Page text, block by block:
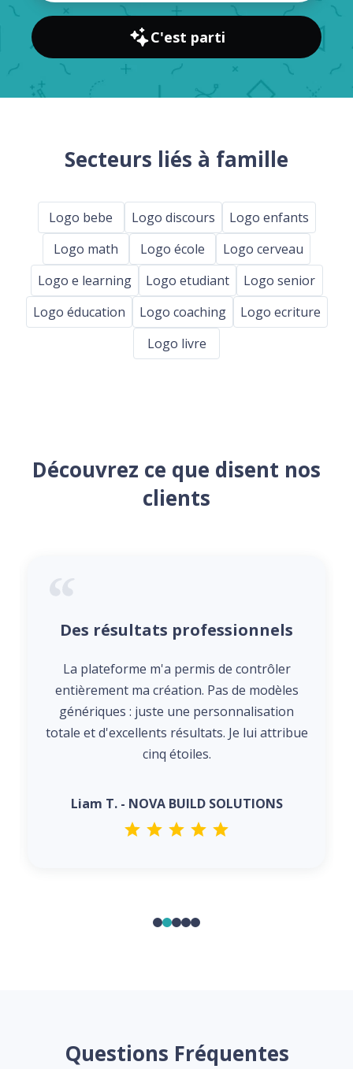
C'est parti
Secteurs liés à famille
Logo bebe Logo discours
Logo enfants
Logo math
Logo école
Logo cerveau
Logo e learning
Logo etudiant
Logo senior
Logo éducation
Logo coaching
Logo ecriture
Logo livre
Découvrez ce que disent nos
clients
Des résultats professionnels
La plateforme m'a permis de contrôler
entièrement ma création. Pas de modèles
génériques : juste une personnalisation
totale et d'excellents résultats. Je lui attribue
cinq étoiles.
Liam T. - NOVA BUILD SOLUTIONS
Questions Fréquentes